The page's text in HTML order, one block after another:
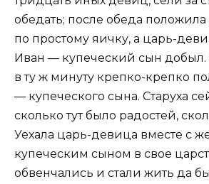
обедать; после обеда
по простому яичку, а царь-
Иван — купеческий сын добыл.
в ту ж минуту крепко-крепко
— купеческого сына. Старуха
сколько тут было радостей,
Уехала царь-девица вместе с
купеческим сыном в свое
обвенчались и стали жить да